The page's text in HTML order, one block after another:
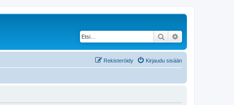
Etsi
Kirjaudu sisään
Rekisteröidy